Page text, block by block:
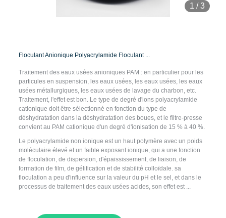
1 / 3
Floculant Anionique Polyacrylamide Floculant ...
Traitement des eaux usées anioniques PAM : en particulier pour les
particules en suspension, les eaux usées, les eaux usées, les eaux
usées métallurgiques, les eaux usées de lavage du charbon, etc.
Traitement, l'effet est bon. Le type de degré d'ions polyacrylamide
cationique doit être sélectionné en fonction du type de
déshydratation dans la déshydratation des boues, et le filtre-presse
convient au PAM cationique d'un degré d'ionisation de 15 % à 40 %.
Le polyacrylamide non ionique est un haut polymère avec un poids
moléculaire élevé et un faible exposant ionique, qui a une fonction
de floculation, de dispersion, d'épaississement, de liaison, de
formation de film, de gélification et de stabilité colloïdale. sa
floculation a peu d'influence sur la valeur du pH et le sel, et dans le
processus de traitement des eaux usées acides, son effet est ...